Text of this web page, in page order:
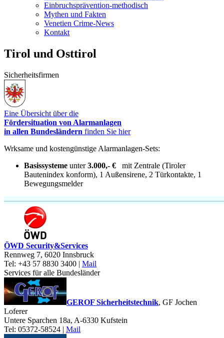
Einbruchsprävention-methodisch
Mythen und Fakten
Venetien Crime-News
Kontakt
Tirol und Osttirol
Sicherheitsfirmen
Eine Übersicht über die
Fördersituation von Alarmanlagen
in allen Bundesländern finden Sie hier
Wrksame und kostengünstige Alarmanlagen-Sets:
Basissysteme unter 3.000,- € mit Zentrale (Tiroler
Bautenindex konform), 1 Außensirene, 2 Türkontakte, 1
Bewegungsmelder
ÖWD Security&Services
Rennweg 7, 6020 Innsbruck
Tel: +43 57 8830 3400 | Mail
Services für alle Bundesländer
GEROF Sicherheitstechnik, GF Jochen
Loferer
Untere Sparchen 18a, A-6330 Kufstein
Tel: 05372-58524 | Mail